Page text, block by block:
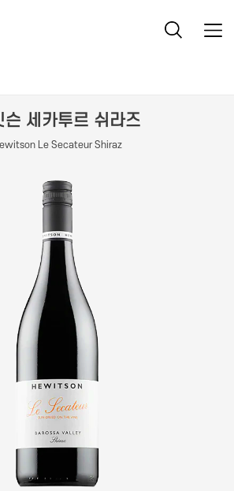
슨 세카투르 쉬라즈
Le Secateur Shiraz